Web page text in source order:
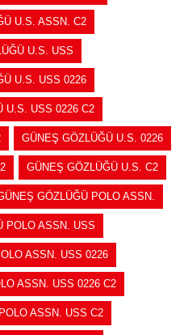
U.S. ASSN. C2
U.S. USS
U.S. USS 0226
U.S. USS 0226 C2
GÜNEŞ GÖZLÜĞÜ U.S. 0226
GÜNEŞ GÖZLÜĞÜ U.S. C2
GÖZLÜĞÜ POLO ASSN.
POLO ASSN. USS
ASSN. USS 0226
ASSN. USS 0226 C2
ASSN. USS C2